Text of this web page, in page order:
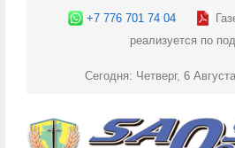
+7 776 701 74 04
реализуется по
Сегодня: Четверг, 6